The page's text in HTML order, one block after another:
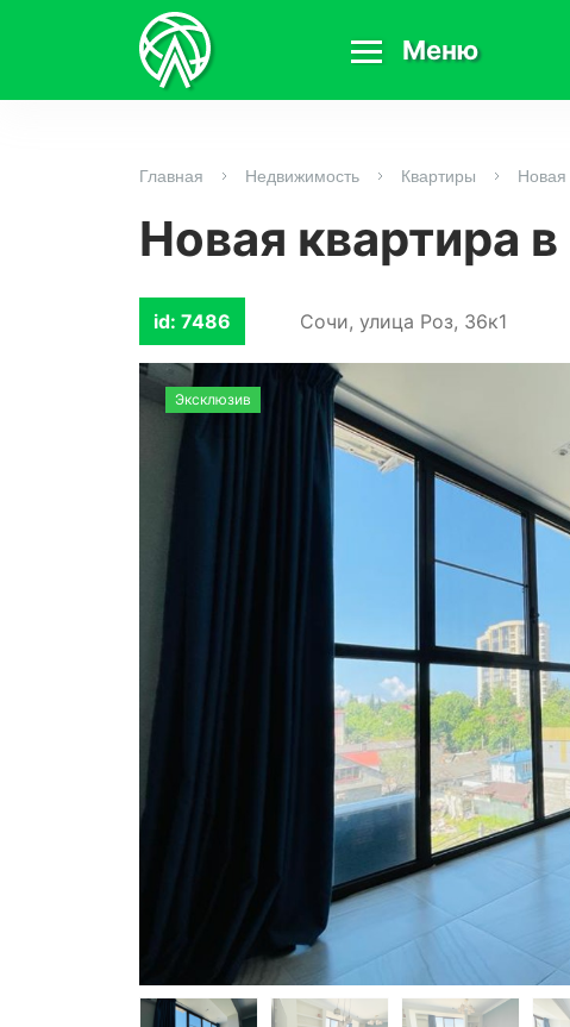
Меню
Главная Недвижимость Квартиры Новая
Новая квартира
id: 7486 Сочи, улица Роз, 36к1
Эксклюзив